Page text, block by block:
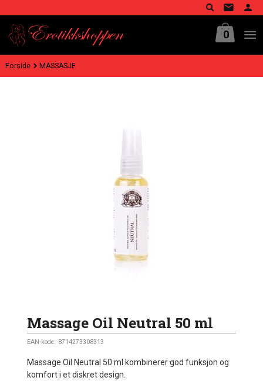
til
innholdet
0
Forside MASSASJE
Massage Oil Neutral 50 ml
EAN-kode: 8714273308313
Massage Oil Neutral 50 ml kombinerer god funksjon og
komfort i et diskret design.